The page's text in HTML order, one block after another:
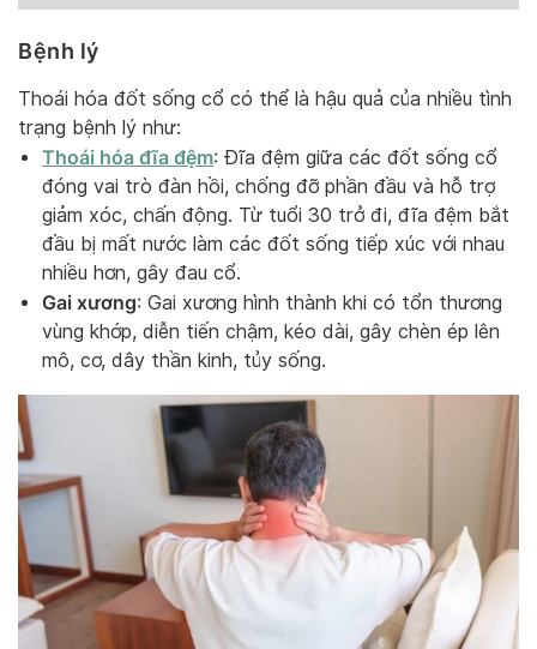
Bệnh lý
Thoái hóa đốt sống cổ có thể là hậu quả của nhiều tình
trạng bệnh lý như:
Thoái hóa đĩa đệm: Đĩa đệm giữa các đốt sống cổ
đóng vai trò đàn hồi, chống đỡ phần đầu và hỗ trợ
giảm xóc, chấn động. Từ tuổi 30 trở đi, đĩa đệm bắt
đầu bị mất nước làm các đốt sống tiếp xúc với nhau
nhiều hơn, gây đau cổ.
Gai xương: Gai xương hình thành khi có tổn thương
vùng khớp, diễn tiến chậm, kéo dài, gây chèn ép lên
mô, cơ, dây thần kinh, tủy sống.